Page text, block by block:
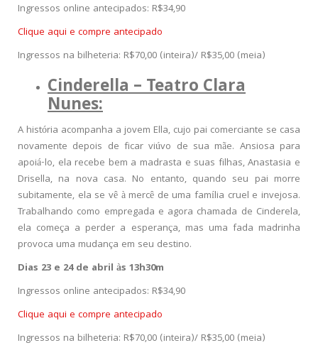
Ingressos online antecipados: R$34,90
Clique aqui e compre antecipado
Ingressos na bilheteria: R$70,00 (inteira)/ R$35,00 (meia)
Cinderella – Teatro Clara
Nunes:
A história acompanha a jovem Ella, cujo pai comerciante se casa
novamente depois de ficar viúvo de sua mãe. Ansiosa para
apoiá-lo, ela recebe bem a madrasta e suas filhas, Anastasia e
Drisella, na nova casa. No entanto, quando seu pai morre
subitamente, ela se vê à mercê de uma família cruel e invejosa.
Trabalhando como empregada e agora chamada de Cinderela,
ela começa a perder a esperança, mas uma fada madrinha
provoca uma mudança em seu destino.
Dias 23 e 24 de abril às 13h30m
Ingressos online antecipados: R$34,90
Clique aqui e compre antecipado
Ingressos na bilheteria: R$70,00 (inteira)/ R$35,00 (meia)